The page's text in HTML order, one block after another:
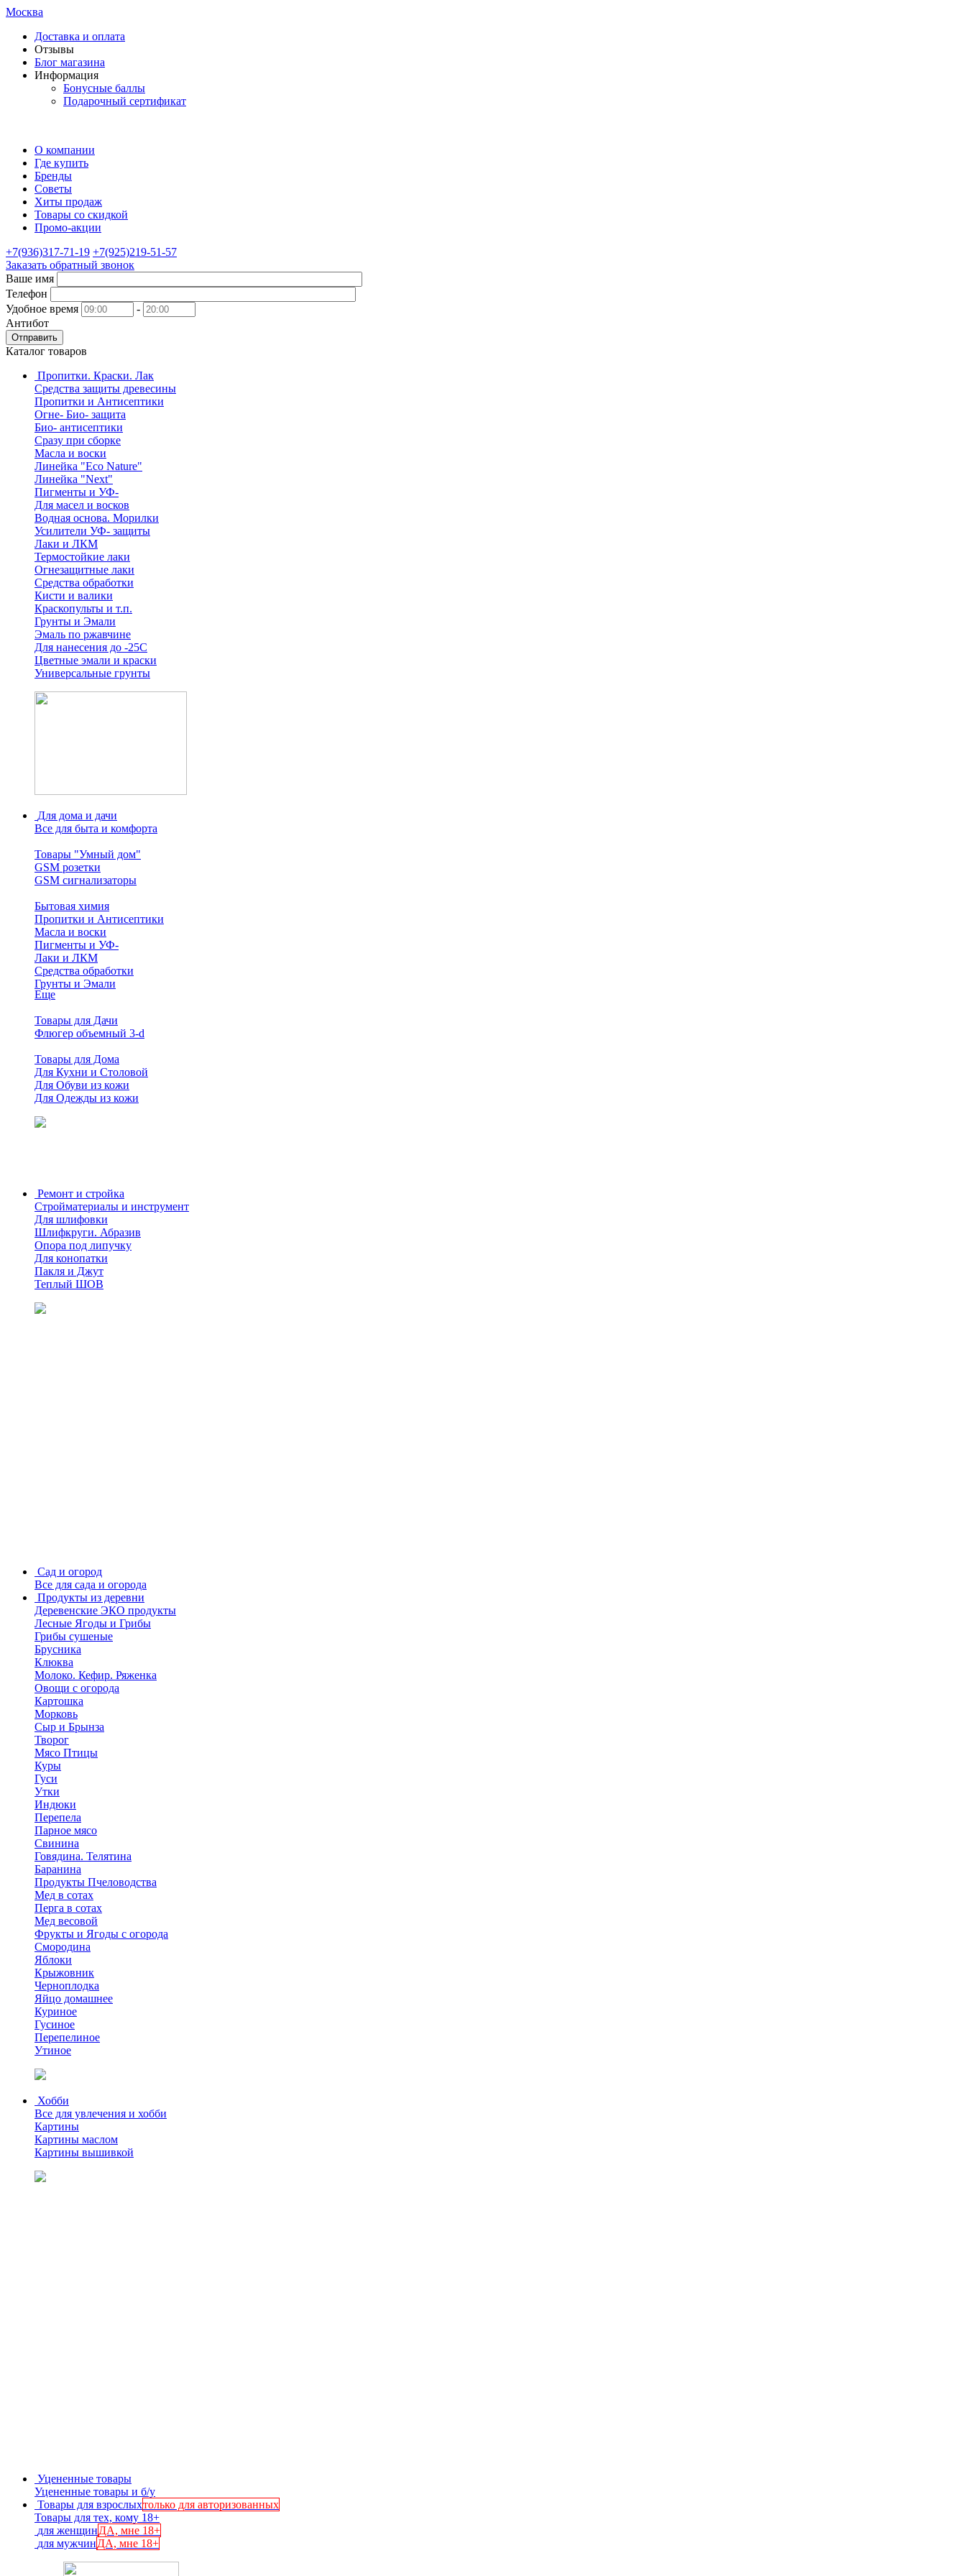
Москва
Доставка и оплата
Отзывы
Блог магазина
Информация
Бонусные баллы
Подарочный сертификат
О компании
Где купить
Бренды
Советы
Хиты продаж
Товары со скидкой
Промо-акции
+7(936)317-71-19 +7(925)219-51-57
Заказать обратный звонок
Ваше имя
Телефон
Удобное время
-
Антибот
Отправить
Каталог товаров
Пропитки. Краски. Лак
Средства защиты древесины
Пропитки и Антисептики
Огне- Био- защита
Био- антисептики
Сразу при сборке
Масла и воски
Линейка "Eco Nature"
Линейка "Next"
Пигменты и УФ-
Для масел и восков
Водная основа. Морилки
Усилители УФ- защиты
Лаки и ЛКМ
Термостойкие лаки
Огнезащитные лаки
Средства обработки
Кисти и валики
Краскопульты и т.п.
Грунты и Эмали
Эмаль по ржавчине
Для нанесения до -25С
Цветные эмали и краски
Универсальные грунты
Для дома и дачи
Все для быта и комфорта
Товары "Умный дом"
GSM розетки
GSM сигнализаторы
Бытовая химия
Пропитки и Антисептики
Масла и воски
Пигменты и УФ-
Лаки и ЛКМ
Средства обработки
Грунты и Эмали
Еще
Товары для Дачи
Флюгер объемный 3-d
Товары для Дома
Для Кухни и Столовой
Для Обуви из кожи
Для Одежды из кожи
Ремонт и стройка
Стройматериалы и инструмент
Для шлифовки
Шлифкруги. Абразив
Опора под липучку
Для конопатки
Пакля и Джут
Теплый ШОВ
Сад и огород
Все для сада и огорода
Продукты из деревни
Деревенские ЭКО продукты
Лесные Ягоды и Грибы
Грибы сушеные
Брусника
Клюква
Молоко. Кефир. Ряженка
Овощи с огорода
Картошка
Морковь
Сыр и Брынза
Творог
Мясо Птицы
Куры
Гуси
Утки
Индюки
Перепела
Парное мясо
Свинина
Говядина. Телятина
Баранина
Продукты Пчеловодства
Мед в сотах
Перга в сотах
Мед весовой
Фрукты и Ягоды с огорода
Смородина
Яблоки
Крыжовник
Черноплодка
Яйцо домашнее
Куриное
Гусиное
Перепелиное
Утиное
Хобби
Все для увлечения и хобби
Картины
Картины маслом
Картины вышивкой
Уцененные товары
Уцененные товары и б/у
Товары для взрослыхтолько для авторизованных
Товары для тех, кому 18+
для женщинДА, мне 18+
для мужчинДА, мне 18+